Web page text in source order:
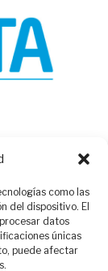
como las
del dispositivo. El
datos
únicas
puede afectar